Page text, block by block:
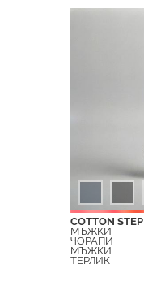
COTTON STEP
МЪЖКИ
ЧОРАПИ
МЪЖКИ
ТЕРЛИК